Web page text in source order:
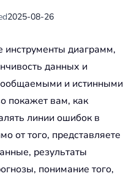
2025-08-26
диаграмм,
данных и
и истинными
покажет вам, как
линии ошибок в
от того, представляете
результаты
понимание того,